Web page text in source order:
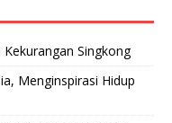
Singkong
Menginspirasi Hidup